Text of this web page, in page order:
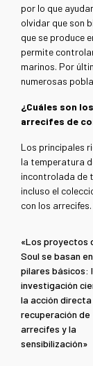
por lo que
olvidar que son
que se produce
permite
marinos. Por
numerosas
¿Cuáles son
arrecifes de
Los principales
la temperatura
incontrolada de
incluso el
con los arrecifes.
«Los proyectos
Soul se basan
pilares básicos:
investigación
la acción directa
recuperación de
arrecifes y la
sensibilización»